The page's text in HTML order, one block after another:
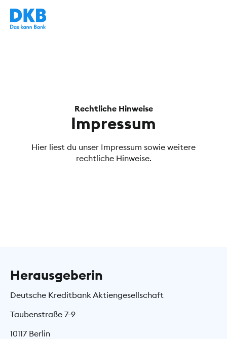
Rechtliche Hinweise
Impressum
Hier liest du unser Impressum sowie weitere
rechtliche Hinweise.
Herausgeberin
Deutsche Kreditbank Aktiengesellschaft
Taubenstraße 7-9
10117 Berlin